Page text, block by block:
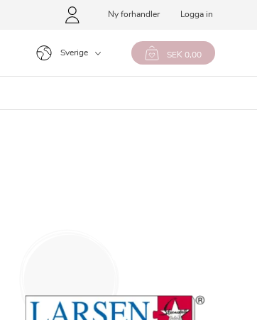
Ny forhandler Logga in
Sverige SEK 0,00